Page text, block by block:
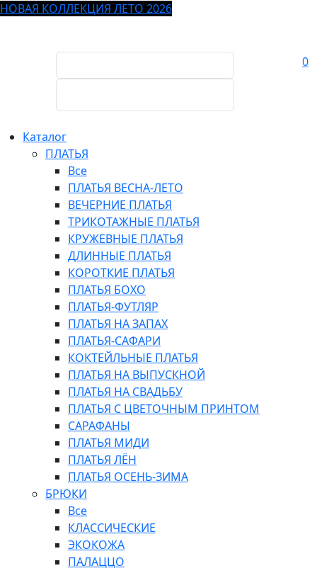
НОВАЯ КОЛЛЕКЦИЯ ЛЕТО 2026
0
Каталог
ПЛАТЬЯ
Все
ПЛАТЬЯ ВЕСНА-ЛЕТО
ВЕЧЕРНИЕ ПЛАТЬЯ
ТРИКОТАЖНЫЕ ПЛАТЬЯ
КРУЖЕВНЫЕ ПЛАТЬЯ
ДЛИННЫЕ ПЛАТЬЯ
КОРОТКИЕ ПЛАТЬЯ
ПЛАТЬЯ БОХО
ПЛАТЬЯ-ФУТЛЯР
ПЛАТЬЯ НА ЗАПАХ
ПЛАТЬЯ-САФАРИ
КОКТЕЙЛЬНЫЕ ПЛАТЬЯ
ПЛАТЬЯ НА ВЫПУСКНОЙ
ПЛАТЬЯ НА СВАДЬБУ
ПЛАТЬЯ С ЦВЕТОЧНЫМ ПРИНТОМ
САРАФАНЫ
ПЛАТЬЯ МИДИ
ПЛАТЬЯ ЛЁН
ПЛАТЬЯ ОСЕНЬ-ЗИМА
БРЮКИ
Все
КЛАССИЧЕСКИЕ
ЭКОКОЖА
ПАЛАЦЦО